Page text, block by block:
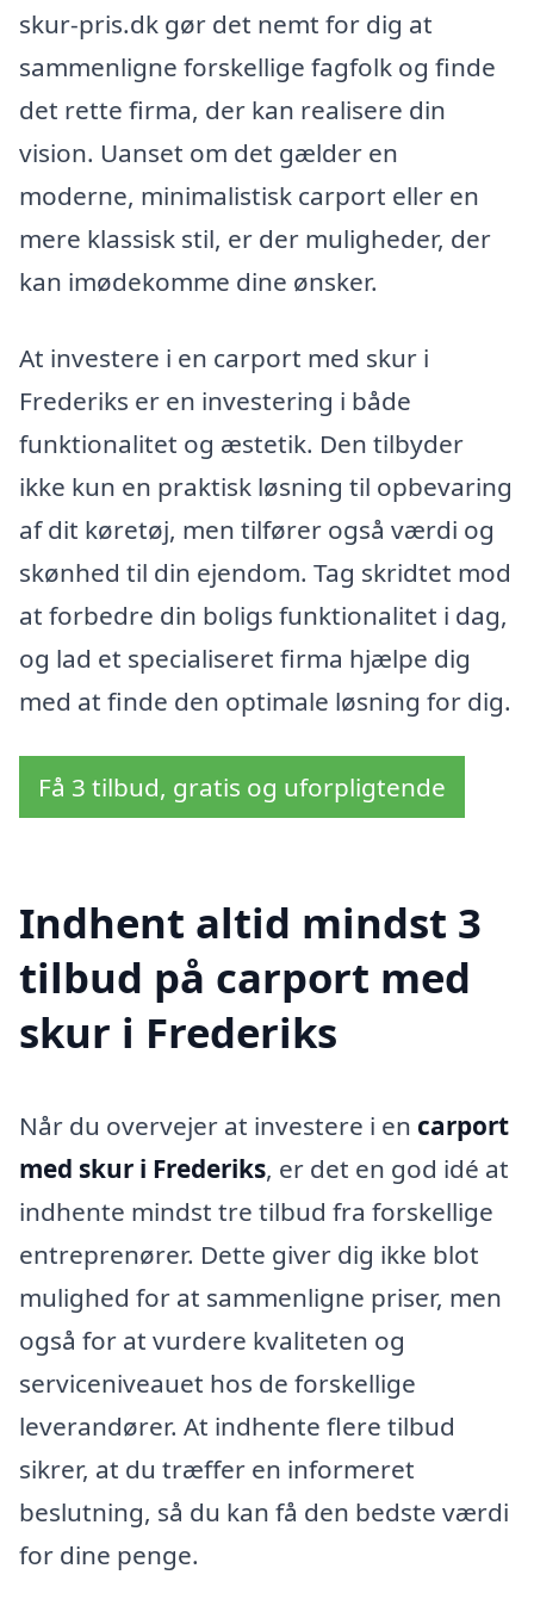
skur-pris.dk gør det nemt for dig at
sammenligne forskellige fagfolk og finde
det rette firma, der kan realisere din
vision. Uanset om det gælder en
moderne, minimalistisk carport eller en
mere klassisk stil, er der muligheder, der
kan imødekomme dine ønsker.
At investere i en carport med skur i
Frederiks er en investering i både
funktionalitet og æstetik. Den tilbyder
ikke kun en praktisk løsning til opbevaring
af dit køretøj, men tilfører også værdi og
skønhed til din ejendom. Tag skridtet mod
at forbedre din boligs funktionalitet i dag,
og lad et specialiseret firma hjælpe dig
med at finde den optimale løsning for dig.
Få 3 tilbud, gratis og uforpligtende
Indhent altid mindst 3
tilbud på carport med
skur i Frederiks
Når du overvejer at investere i en carport
med skur i Frederiks, er det en god idé at
indhente mindst tre tilbud fra forskellige
entreprenører. Dette giver dig ikke blot
mulighed for at sammenligne priser, men
også for at vurdere kvaliteten og
serviceniveauet hos de forskellige
leverandører. At indhente flere tilbud
sikrer, at du træffer en informeret
beslutning, så du kan få den bedste værdi
for dine penge.